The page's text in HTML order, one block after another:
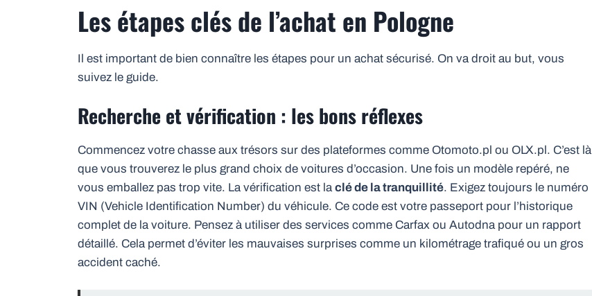
Les étapes clés de l’achat en Pologne
Il est important de bien connaître les étapes pour un achat sécurisé. On va droit au but, vous
suivez le guide.
Recherche et vérification : les bons réflexes
Commencez votre chasse aux trésors sur des plateformes comme Otomoto.pl ou OLX.pl. C’est là
que vous trouverez le plus grand choix de voitures d’occasion. Une fois un modèle repéré, ne
vous emballez pas trop vite. La vérification est laclé de la tranquillité. Exigez toujours le numéro
VIN (Vehicle Identification Number) du véhicule. Ce code est votre passeport pour l’historique
complet de la voiture. Pensez à utiliser des services comme Carfax ou Autodna pour un rapport
détaillé. Cela permet d’éviter les mauvaises surprises comme un kilométrage trafiqué ou un gros
accident caché.